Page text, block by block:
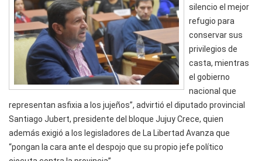
silencio el mejor
refugio para
conservar sus
privilegios de
casta, mientras
el gobierno
nacional que
representan asfixia a los jujeños”, advirtió el diputado provincial
Santiago Jubert, presidente del bloque Jujuy Crece, quien
además exigió a los legisladores de La Libertad Avanza que
“pongan la cara ante el despojo que su propio jefe político